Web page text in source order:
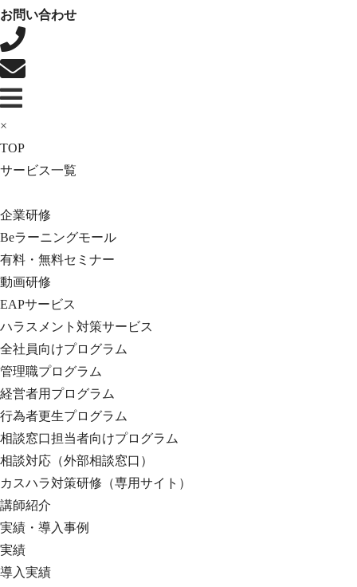
お問い合わせ
×
TOP
サービス一覧
企業研修
Beラーニングモール
有料・無料セミナー
動画研修
EAPサービス
ハラスメント対策サービス
全社員向けプログラム
管理職プログラム
経営者用プログラム
行為者更生プログラム
相談窓口担当者向けプログラム
相談対応（外部相談窓口）
カスハラ対策研修（専用サイト）
講師紹介
実績・導入事例
実績
導入実績